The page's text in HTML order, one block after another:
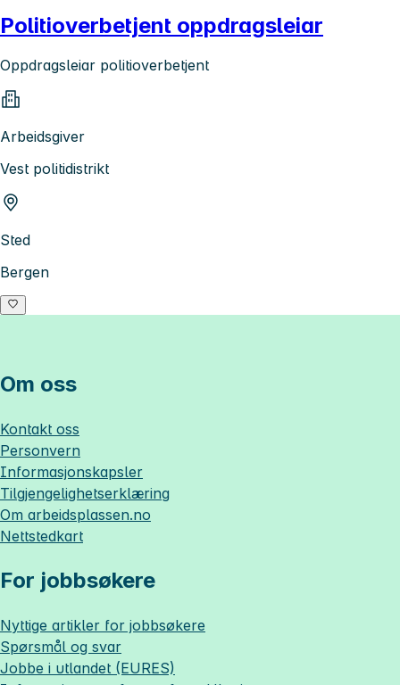
Politioverbetjent oppdragsleiar
Oppdragsleiar politioverbetjent
Arbeidsgiver
Vest politidistrikt
Sted
Bergen
Om oss
Kontakt oss
Personvern
Informasjonskapsler
Tilgjengelighetserklæring
Om arbeidsplassen.no
Nettstedkart
For jobbsøkere
Nyttige artikler for jobbsøkere
Spørsmål og svar
Jobbe i utlandet (EURES)